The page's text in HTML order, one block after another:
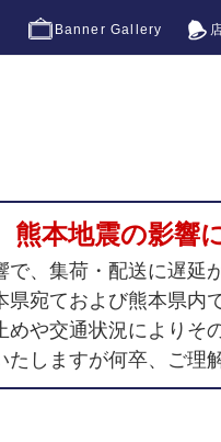
Banner Gallery
熊本地震の影響
で、集荷・配送に遅延
県宛ておよび熊本県内
や交通状況によりそ
しますが何卒、ご理